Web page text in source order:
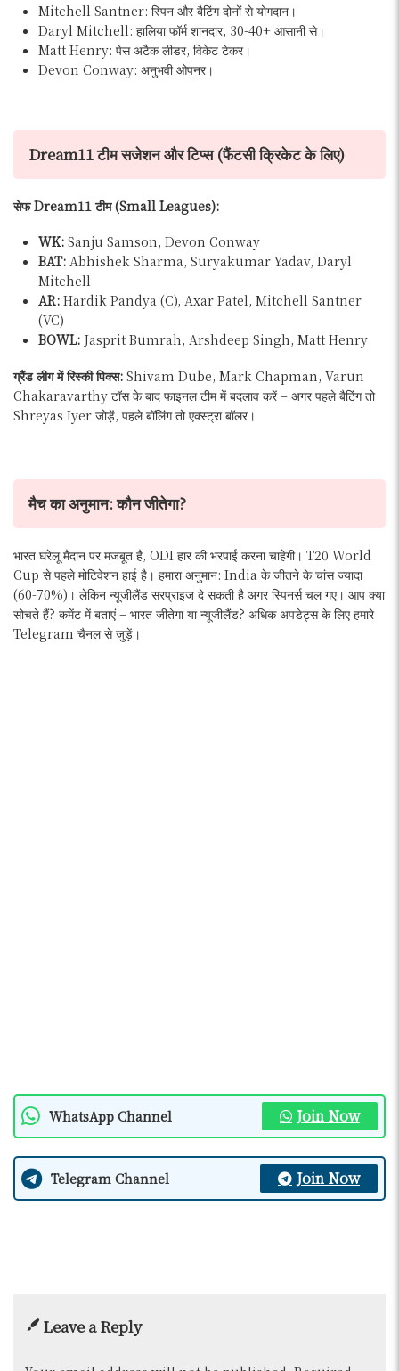
Mitchell Santner: स्पिन और बैटिंग दोनों से योगदान।
Daryl Mitchell: हालिया फॉर्म शानदार, 30-40+ आसानी से।
Matt Henry: पेस अटैक लीडर, विकेट टेकर।
Devon Conway: अनुभवी ओपनर।
Dream11 टीम सजेशन और टिप्स (फैंटसी क्रिकेट के लिए)
सेफ Dream11 टीम (Small Leagues):
WK: Sanju Samson, Devon Conway
BAT: Abhishek Sharma, Suryakumar Yadav, Daryl
Mitchell
AR: Hardik Pandya (C), Axar Patel, Mitchell Santner
(VC)
BOWL: Jasprit Bumrah, Arshdeep Singh, Matt Henry
ग्रैंड लीग में रिस्की पिक्स: Shivam Dube, Mark Chapman, Varun
Chakaravarthy टॉस के बाद फाइनल टीम में बदलाव करें – अगर पहले बैटिंग तो
Shreyas Iyer जोड़ें, पहले बॉलिंग तो एक्स्ट्रा बॉलर।
मैच का अनुमान: कौन जीतेगा?
भारत घरेलू मैदान पर मजबूत है, ODI हार की भरपाई करना चाहेगी। T20 World
Cup से पहले मोटिवेशन हाई है। हमारा अनुमान: India के जीतने के चांस ज्यादा
(60-70%)। लेकिन न्यूजीलैंड सरप्राइज दे सकती है अगर स्पिनर्स चल गए। आप क्या
सोचते हैं? कमेंट में बताएं – भारत जीतेगा या न्यूजीलैंड? अधिक अपडेट्स के लिए हमारे
Telegram चैनल से जुड़ें।
WhatsApp Channel Join Now
Telegram Channel Join Now
Leave a Reply